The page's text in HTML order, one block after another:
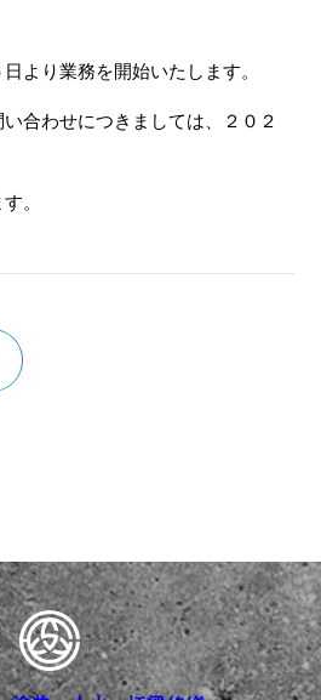
より業務を開始いたします。
合わせにつきましては、２０２
。